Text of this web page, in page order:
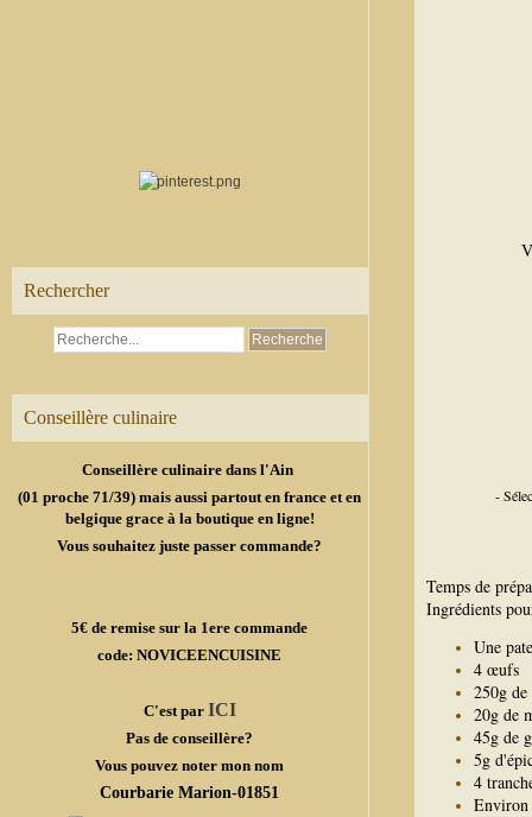
Rechercher
Conseillère culinaire
Conseillère culinaire dans l'Ain
(01 proche 71/39) mais aussi partout en france et en
belgique grace à la boutique en ligne!
Vous souhaitez juste passer commande?
5€ de remise sur la 1ere commande
code: NOVICEENCUISINE
C'est par ICI
Pas de conseillère?
Vous pouvez noter mon nom
Courbarie Marion-01851
-
Temps de
Ingrédients
Une
4 œufs
250g
20g de
45g de
5g
4
Environ